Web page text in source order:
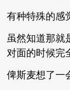
有种特殊的感
虽然知道那就
对面的时候完
俾斯麦想了一